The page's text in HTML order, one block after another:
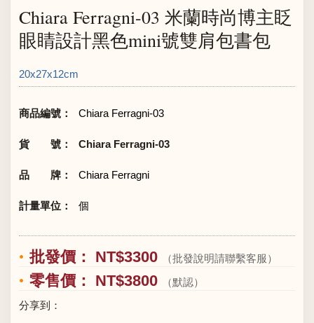
Chiara Ferragni-03 米蘭時尚博主眨
眼睛設計黑色mini號雙肩包書包
20x27x12cm
商品編號： Chiara Ferragni-03
貨 號： Chiara Ferragni-03
品 牌： Chiara Ferragni
計量單位： 個
批發價： NT$3300 （批發說明請聯繫客服）
零售價： NT$3800
（默認）
分享到：